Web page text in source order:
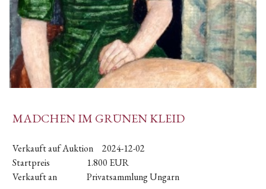
MADCHEN IM GRÜNEN KLEID
Verkauft auf Auktion
2024-12-02
Startpreis
1.800 EUR
Verkauft an
Privatsammlung Ungarn